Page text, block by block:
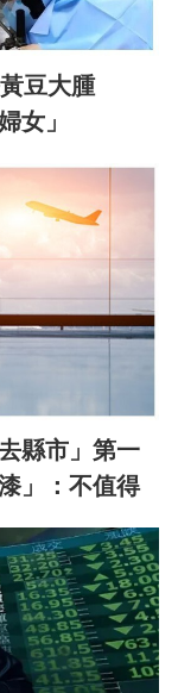
豆大腫
女」
縣市」第一
」：不值得